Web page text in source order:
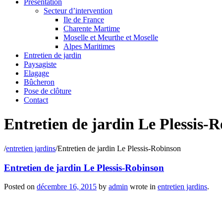
Présentation
Secteur d’intervention
Ile de France
Charente Martime
Moselle et Meurthe et Moselle
Alpes Maritimes
Entretien de jardin
Paysagiste
Elagage
Bûcheron
Pose de clôture
Contact
Entretien de jardin Le Plessis-
/entretien jardins/Entretien de jardin Le Plessis-Robinson
Entretien de jardin Le Plessis-Robinson
Posted on décembre 16, 2015 by admin wrote in entretien jardins.